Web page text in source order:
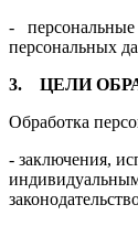
- персональные
персональных
3. ЦЕЛИ
Обработка
- заключения,